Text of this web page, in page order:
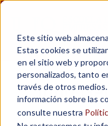
Este sitio web
Estas cookies se
en el sitio web y
personalizados, tanto
través de otros
información sobre las
consulte nuestra
Julio